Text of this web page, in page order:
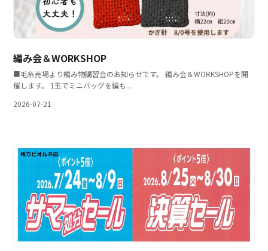
2026-07-21
編み会＆WORKSHOP
■毛糸売場より編み物講習会のお知らせです。 編み会＆WORKSHOPを開
催します。 1玉でミニバッグを編も...